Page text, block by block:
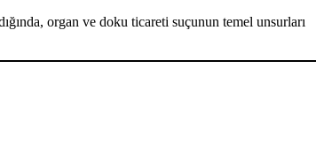
organ ve doku ticareti suçunun temel unsurları